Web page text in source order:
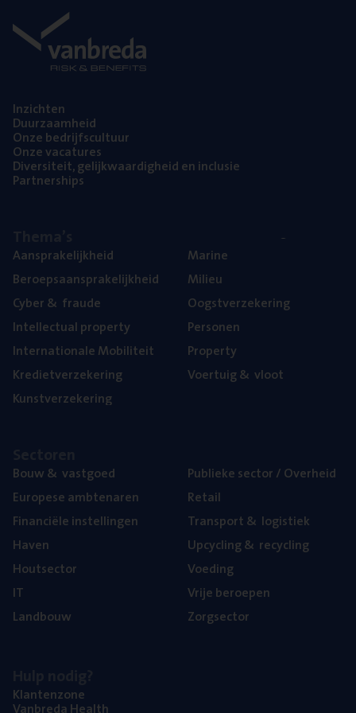
Inzich­ten
Duur­zaam­heid
Onze bedrijfs­cul­tuur
Onze vaca­tu­res
Diver­si­teit, gelijk­waar­dig­heid en inclusie
Part­ner­ships
Aan­spra­ke­lijk­heid
Beroeps­aan­spra­ke­lijk­heid
Cyber& fraude
Intel­lec­tu­al property
Inter­na­ti­o­na­le Mobiliteit
Kre­diet­ver­ze­ke­ring
Kunst­ver­ze­ke­ring
Mari­ne
Mili­eu
Oogst­ver­ze­ke­ring
Per­so­nen
Pro­per­ty
Voer­tuig& vloot
Bouw& vastgoed
Euro­pe­se ambtenaren
Finan­ci­ë­le instellingen
Haven
Hout­sec­tor
IT
Land­bouw
Publie­ke sec­tor / Overheid
Retail
Trans­port& logistiek
Upcy­cling& recycling
Voe­ding
Vrije beroe­pen
Zorg­sec­tor
Klan­ten­zo­ne
Van­b­re­da Health